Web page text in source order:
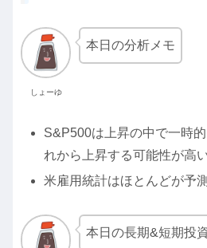
しょーゆ
本日の分析メモ
S&P500は上昇の中で一時
れから上昇する可能性が高い
米雇用統計はほとんどが予
本日の長期&短期投